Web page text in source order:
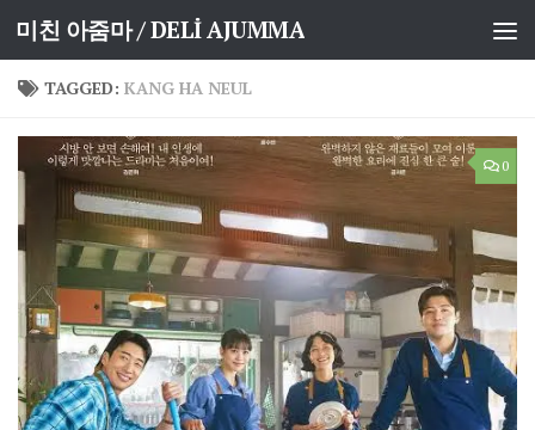
Skip to content
미친 아줌마 / DELİ AJUMMA
TAGGED: KANG HA NEUL
0